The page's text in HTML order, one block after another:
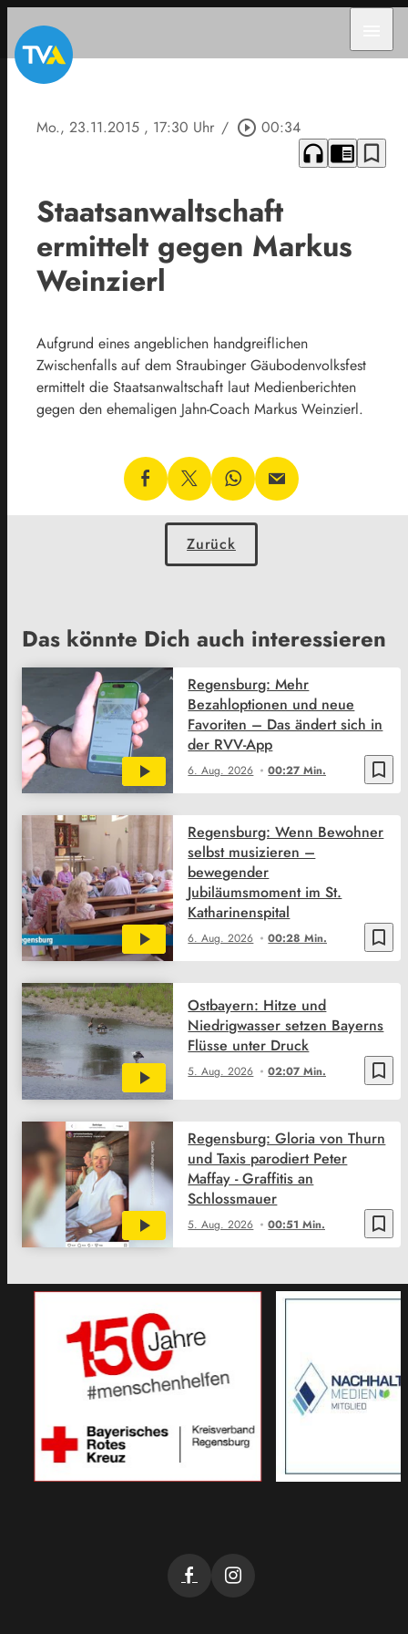
Mo., 23.11.2015 , 17:30 Uhr / play_circle_outline 00:34
headphones chrome_reader_mode bookmark_border
Staatsanwaltschaft
ermittelt gegen Markus
Weinzierl
Aufgrund eines angeblichen handgreiflichen
Zwischenfalls auf dem Straubinger Gäubodenvolksfest
ermittelt die Staatsanwaltschaft laut Medienberichten
gegen den ehemaligen Jahn-Coach Markus Weinzierl.
Zurück
Das könnte Dich auch interessieren
bookmark_border
6. Aug. 2026 00:27 Min.
Regensburg: Mehr
Bezahloptionen und neue
Favoriten – Das ändert sich in
der RVV-App
bookmark_border
6. Aug. 2026 00:28 Min.
Regensburg: Wenn Bewohner
selbst musizieren –
bewegender
Jubiläumsmoment im St.
Katharinenspital
bookmark_border
5. Aug. 2026 02:07 Min.
Ostbayern: Hitze und
Niedrigwasser setzen Bayerns
Flüsse unter Druck
bookmark_border
5. Aug. 2026 00:51 Min.
Regensburg: Gloria von Thurn
und Taxis parodiert Peter
Maffay - Graffitis an
Schlossmauer